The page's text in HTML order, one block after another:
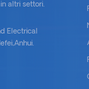
altri settori.
Electrical